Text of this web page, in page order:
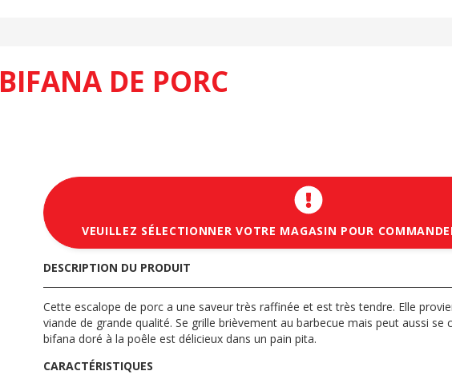
BIFANA DE PORC
VEUILLEZ SÉLECTIONNER VOTRE MAGASIN POUR
DESCRIPTION DU PRODUIT
Cette escalope de porc a une saveur très raffinée et est très tendre. Elle
viande de grande qualité. Se grille brièvement au barbecue mais peut aussi se
bifana doré à la poêle est délicieux dans un pain pita.
CARACTÉRISTIQUES